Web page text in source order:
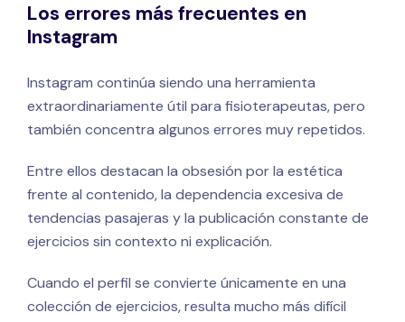
Los errores más frecuentes en
Instagram
Instagram continúa siendo una herramienta
extraordinariamente útil para fisioterapeutas, pero
también concentra algunos errores muy repetidos.
Entre ellos destacan la obsesión por la estética
frente al contenido, la dependencia excesiva de
tendencias pasajeras y la publicación constante de
ejercicios sin contexto ni explicación.
Cuando el perfil se convierte únicamente en una
colección de ejercicios, resulta mucho más difícil